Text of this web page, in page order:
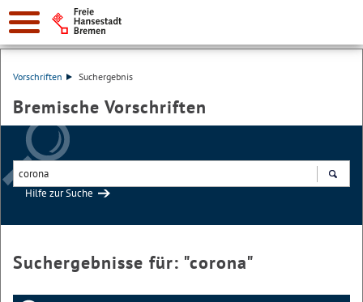
Vorschriften Suchergebnis
Bremische Vorschriften
Hilfe zur Suche
Suchergebnisse für: "corona"